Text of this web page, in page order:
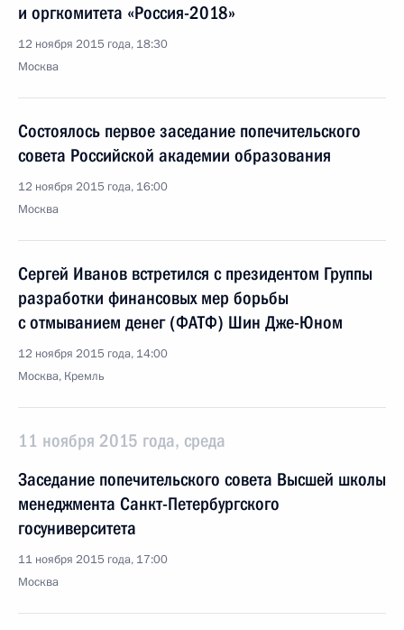
и оргкомитета «Россия-2018»
12 ноября 2015 года, 18:30
Москва
Состоялось первое заседание попечительского
совета Российской академии образования
12 ноября 2015 года, 16:00
Москва
Сергей Иванов встретился с президентом Группы
разработки финансовых мер борьбы
с отмыванием денег (ФАТФ) Шин Дже-Юном
12 ноября 2015 года, 14:00
Москва, Кремль
11 ноября 2015 года, среда
Заседание попечительского совета Высшей школы
менеджмента Санкт-Петербургского
госуниверситета
11 ноября 2015 года, 17:00
Москва